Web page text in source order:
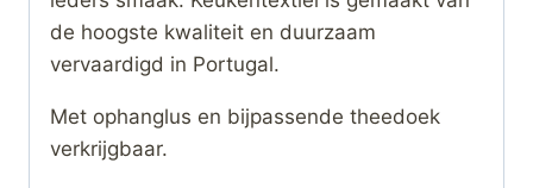
de hoogste kwaliteit en duurzaam
vervaardigd in Portugal.
Met ophanglus en bijpassende theedoek
verkrijgbaar.